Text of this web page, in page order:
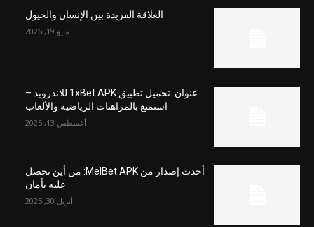
العلاقة الفريدة بين الإنسان والخيول
مايو 19, 2026
عنوان: تحميل تطبيق 1xBet APK للاندرويد –
استمتع بالمراهنات الرياضية والألعاب
أغسطس 13, 2025
أحدث إصدار من MelBet APK: من أين تحصل
عليه بأمان
أبريل 30, 2025